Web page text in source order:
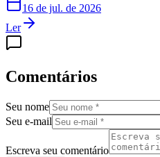
16 de jul. de 2026
Ler
Comentários
Seu nome
Seu e-mail
Escreva seu comentário